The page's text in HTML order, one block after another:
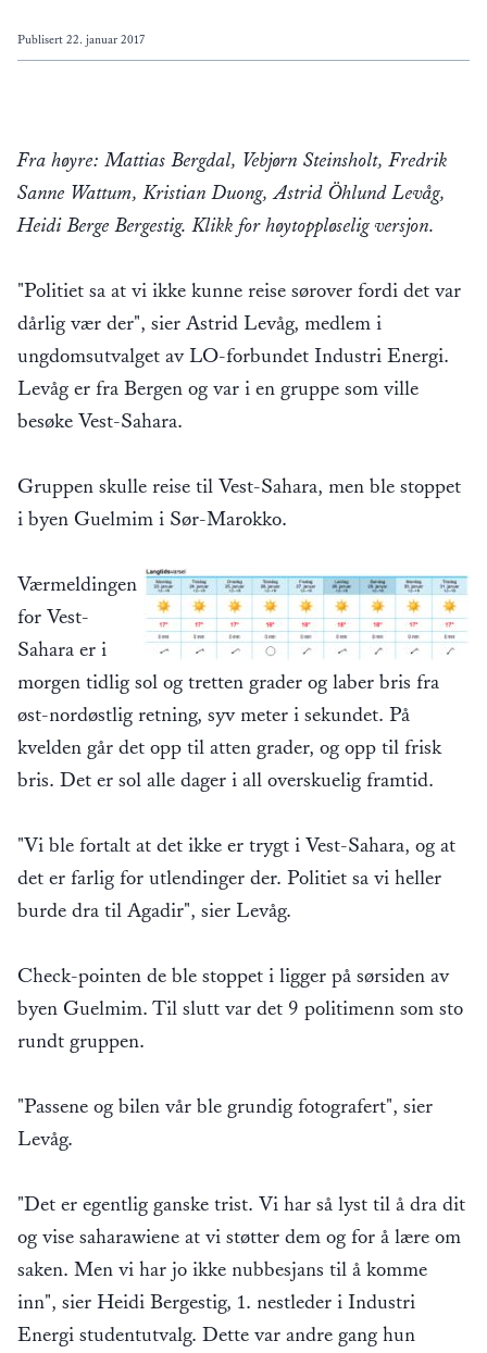
Publisert 22. januar 2017
Fra høyre: Mattias Bergdal, Vebjørn Steinsholt, Fredrik
Sanne Wattum, Kristian Duong, Astrid Öhlund Levåg,
Heidi Berge Bergestig. Klikk for høytoppløselig versjon.
"Politiet sa at vi ikke kunne reise sørover fordi det var
dårlig vær der", sier Astrid Levåg, medlem i
ungdomsutvalget av LO-forbundet Industri Energi.
Levåg er fra Bergen og var i en gruppe som ville
besøke Vest-Sahara.
Gruppen skulle reise til Vest-Sahara, men ble stoppet
i byen Guelmim i Sør-Marokko.
Værmeldingen
for Vest-
Sahara er i
morgen tidlig sol og tretten grader og laber bris fra
øst-nordøstlig retning, syv meter i sekundet. På
kvelden går det opp til atten grader, og opp til frisk
bris. Det er sol alle dager i all overskuelig framtid.
"Vi ble fortalt at det ikke er trygt i Vest-Sahara, og at
det er farlig for utlendinger der. Politiet sa vi heller
burde dra til Agadir", sier Levåg.
Check-pointen de ble stoppet i ligger på sørsiden av
byen Guelmim. Til slutt var det 9 politimenn som sto
rundt gruppen.
"Passene og bilen vår ble grundig fotografert", sier
Levåg.
"Det er egentlig ganske trist. Vi har så lyst til å dra dit
og vise saharawiene at vi støtter dem og for å lære om
saken. Men vi har jo ikke nubbesjans til å komme
inn", sier Heidi Bergestig, 1. nestleder i Industri
Energi studentutvalg. Dette var andre gang hun